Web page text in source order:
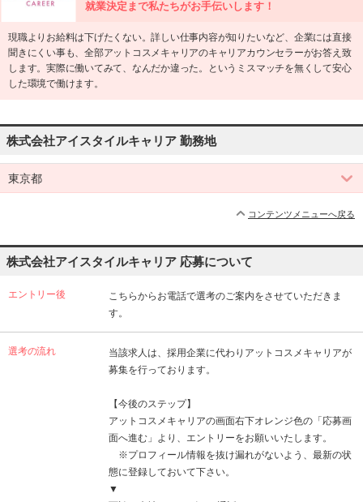
就業決定まで私たちがお手伝いします！
現職よりお給料は下げたくない。詳しい仕事内容が知りたいなど、企業には直接
聞きにくい事も、全部アットコスメキャリアのキャリアカウンセラーがお答え致
します。実際に働いてみて、なんだか違った。というミスマッチを無くして安心
した環境で働けます。
株式会社アイスタイルキャリア 勤務地
東京都
コンテンツメニューへ戻る
株式会社アイスタイルキャリア 応募について
エントリー後
こちらからお電話で選考のご案内をさせていただきま
す。
選考の流れ
当該求人は、採用企業に代わりアットコスメキャリアが
募集を行っております。
【今後のステップ】
アットコスメキャリアの画面右下オレンジ色の「応募画
面へ進む」より、エントリーをお願いいたします。
※プロフィール情報を抜け漏れがないよう、最新の状
態に登録しておいて下さい。
▼